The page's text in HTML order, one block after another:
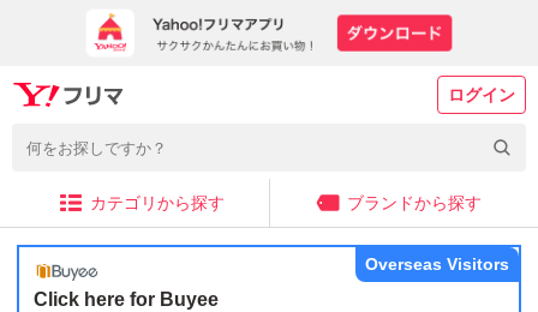
ログイン
カテゴリから探す ブランドから探す
Click here for Buyee
Overseas Visitors